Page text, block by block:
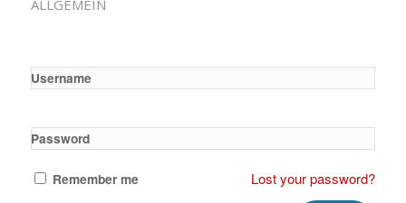
ALLGEMEIN
Username
Password
Remember me Lost your password?